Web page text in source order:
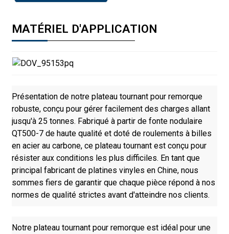
MATÉRIEL D'APPLICATION
Présentation de notre plateau tournant pour remorque
robuste, conçu pour gérer facilement des charges allant
jusqu'à 25 tonnes. Fabriqué à partir de fonte nodulaire
QT500-7 de haute qualité et doté de roulements à billes
en acier au carbone, ce plateau tournant est conçu pour
résister aux conditions les plus difficiles. En tant que
principal fabricant de platines vinyles en Chine, nous
sommes fiers de garantir que chaque pièce répond à nos
normes de qualité strictes avant d'atteindre nos clients.
Notre plateau tournant pour remorque est idéal pour une